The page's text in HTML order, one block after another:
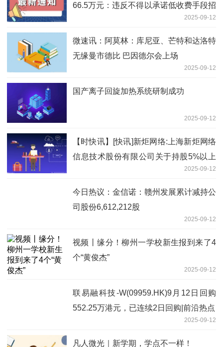
66.5万元：违反不得以承诺低收费手段招
2025-09-12
微速讯：阿莫林：库尼亚、芒特和达洛特
无缘曼市德比 巴因德尔会上场
2025-09-12
国产离子回旋加热系统研制成功
2025-09-12
【时快讯】[快讯]新炬网络:上海新炬网络
信息技术股份有限公司关于持股5%以上
股东、董事兼高级管理人员减持股份结果
2025-09-12
今日热议：金信诺：赣州发展累计减持公
司股份6,612,212股
2025-09-12
视频丨缘分！柳州一学校新生报到来了4
个“黄俊杰”
2025-09-12
联易融科技-W(09959.HK)9月12日回购
552.25万港元，已连续2日回购|前沿热点
2025-09-12
凡人微光｜新学期，学点不一样！